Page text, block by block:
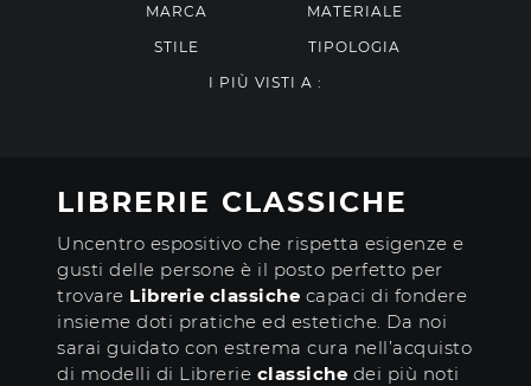
MARCA
MATERIALE
STILE
TIPOLOGIA
I PIÙ VISTI A :
LIBRERIE CLASSICHE
Uncentro espositivo che rispetta esigenze e
gusti delle persone è il posto perfetto per
trovare Librerie classiche capaci di fondere
insieme doti pratiche ed estetiche. Da noi
sarai guidato con estrema cura nell’acquisto
di modelli di Librerie classiche dei più noti